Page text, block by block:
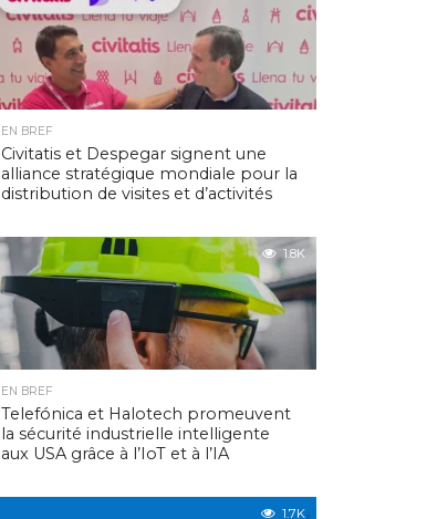
EN BREF
Civitatis et Despegar signent une
alliance stratégique mondiale pour la
distribution de visites et d’activités
1.8K
EN BREF
Telefónica et Halotech promeuvent
la sécurité industrielle intelligente
aux USA grâce à l’IoT et à l’IA
1.7K